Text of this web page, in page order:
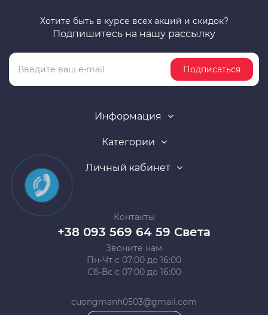
Хотите быть в курсе всех акций и скидок?
Подпишитесь на нашу рассылку
Подписаться
Информация
Категории
Личный кабинет
Контакты
+38 093 569 64 59 Света
Звоните нам
Пн-Чт с 07:00 до 16:00
Сб-Вс с 07:00 до 16:00
cuongmanh0503@gmail.com